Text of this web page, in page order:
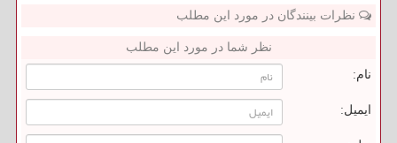
نظرات بینندگان در مورد این مطلب
نظر شما در مورد این مطلب
نام:
ایمیل: